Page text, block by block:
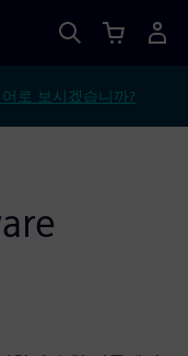
어로 보시겠습니까?